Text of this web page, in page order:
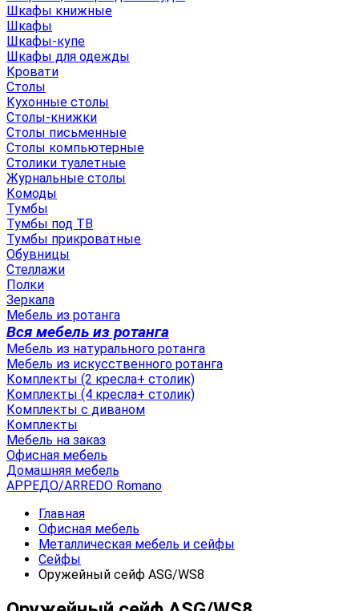
Шкафы книжные
Шкафы
Шкафы-купе
Шкафы для одежды
Кровати
Столы
Кухонные столы
Столы-книжки
Столы письменные
Столы компьютерные
Столики туалетные
Журнальные столы
Комоды
Тумбы
Тумбы под ТВ
Тумбы прикроватные
Обувницы
Стеллажи
Полки
Зеркала
Мебель из ротанга
Вся мебель из ротанга
Мебель из натурального ротанга
Мебель из искусственного ротанга
Комплекты (2 кресла+ столик)
Комплекты (4 кресла+ столик)
Комплекты с диваном
Комплекты
Мебель на заказ
Офисная мебель
Домашняя мебель
АРРЕДО/ARREDO Romano
Главная
Офисная мебель
Металлическая мебель и сейфы
Сейфы
Оружейный сейф ASG/WS8